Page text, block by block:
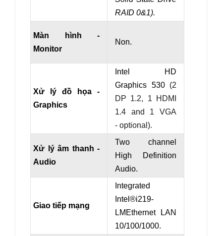
RAID 0&1).
Màn hình -
Monitor
Non.
Xử lý đồ họa -
Graphics
Intel HD
Graphics 530 (2
DP 1.2, 1 HDMI
1.4 and 1 VGA
- optional).
Xử lý âm thanh -
Audio
Two channel
High Definition
Audio.
Giao tiếp mạng
Integrated
Intel®i219-
LM Ethernet LAN
10/100/1000.